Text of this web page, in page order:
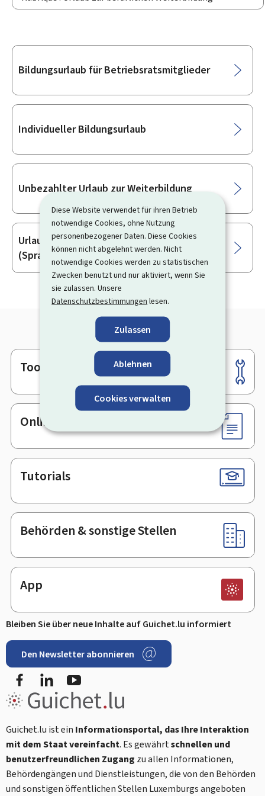
Diese Website verwendet für ihren Betrieb
notwendige Cookies, ohne Nutzung
personenbezogener Daten. Diese Cookies
können nicht abgelehnt werden. Nicht
notwendige Cookies werden zu statistischen
Zwecken benutzt und nur aktiviert, wenn Sie
sie zulassen. Unsere
Datenschutzbestimmungen lesen.
Zulassen
Ablehnen
Cookies verwalten
Unterrubriken
Bildungsurlaub für Betriebsratsmitglieder
Individueller Bildungsurlaub
Unbezahlter Urlaub zur Weiterbildung
Urlaub zur sprachlichen Weiterbildung
(Sprachurlaub)
Footer
Tools
Online-Dienste & Formulare
Tutorials
Behörden & sonstige Stellen
App
Bleiben Sie über neue Inhalte auf Guichet.lu informiert
Den Newsletter abonnieren
FacebookLinkedIn
Guichet.lu ist ein Informationsportal, das Ihre Interaktion
mit dem Staat vereinfacht. Es gewährtschnellen und
benutzerfreundlichen Zugang zu allen Informationen,
Behördengängen und Dienstleistungen, die von den Behörden
und sonstigen öffentlichen Stellen Luxemburgs angeboten